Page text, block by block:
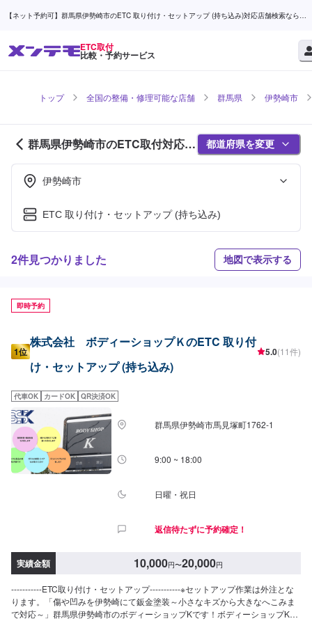
【ネット予約可】群馬県伊勢崎市のETC 取り付け・セットアップ (持ち込み)対応店舗検索なら
ETC取付
比較・予約サービス
トップ 全国の整備・修理可能な店舗 群馬県 伊勢崎市
群馬県伊勢崎市のETC取付対応店
舗紹介 (1ページ目)
都道府県を変更
伊勢崎市
ETC 取り付け・セットアップ (持ち込み)
2件見つかりました 地図で表示する
即時予約
1位
株式会社 ボディーショップＫのETC 取り付
け・セットアップ (持ち込み)
5.0(11件)
代車OK カードOK QR決済OK
群馬県伊勢崎市馬見塚町1762‐1
9:00 ~ 18:00
日曜・祝日
返信待たずに予約確定！
実績金額 10,000円〜20,000円
-----------ETC取り付け・セットアップ-----------※セットアップ作業は外注とな
ります。「傷や凹みを伊勢崎にて鈑金塗装～小さなキズから大きなへこみま
で対応～」群馬県伊勢崎市のボディーショップKです！ボディーショップKで